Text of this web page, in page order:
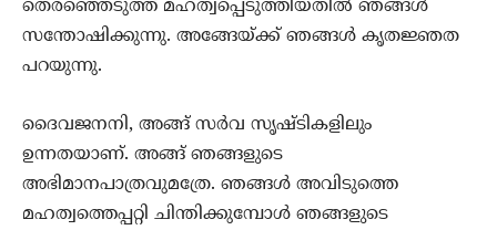
തെരഞ്ഞെടുത്ത് മഹത്വപ്പെടുത്തിയതില്‍ ഞങ്ങള്‍
സന്തോഷിക്കുന്നു. അങ്ങേയ്ക്ക് ഞങ്ങള്‍ കൃതജ്ഞത
പറയുന്നു.
ദൈവജനനി, അങ്ങ് സര്‍വ സൃഷ്ടികളിലും
ഉന്നതയാണ്. അങ്ങ് ഞങ്ങളുടെ
അഭിമാനപാത്രവുമത്രേ. ഞങ്ങള്‍ അവിടുത്തെ
മഹത്വത്തെപ്പറ്റി ചിന്തിക്കുമ്പോള്‍ ഞങ്ങളുടെ